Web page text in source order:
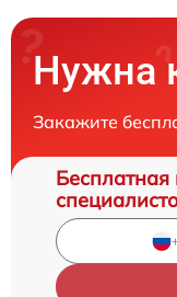
Нужна
Закажите
Бесплатная